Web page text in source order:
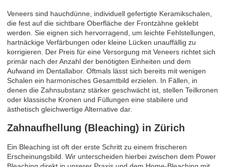
Veneers sind hauchdünne, individuell gefertigte Keramikschalen,
die fest auf die sichtbare Oberfläche der Frontzähne geklebt
werden. Sie eignen sich hervorragend, um leichte Fehlstellungen,
hartnäckige Verfärbungen oder kleine Lücken unauffällig zu
korrigieren. Der Preis für eine Versorgung mit Veneers richtet sich
primär nach der Anzahl der benötigten Einheiten und dem
Aufwand im Dentallabor. Oftmals lässt sich bereits mit wenigen
Schalen ein harmonisches Gesamtbild erzielen. In Fällen, in
denen die Zahnsubstanz stärker geschwächt ist, stellen Teilkronen
oder klassische Kronen und Füllungen eine stabilere und
ästhetisch gleichwertige Alternative dar.
Zahnaufhellung (Bleaching) in Zürich
Ein Bleaching ist oft der erste Schritt zu einem frischeren
Erscheinungsbild. Wir unterscheiden hierbei zwischen dem Power